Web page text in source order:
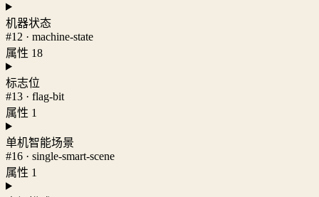
机器状态
#12 · machine-state
属性 18
标志位
#13 · flag-bit
属性 1
单机智能场景
#16 · single-smart-scene
属性 1